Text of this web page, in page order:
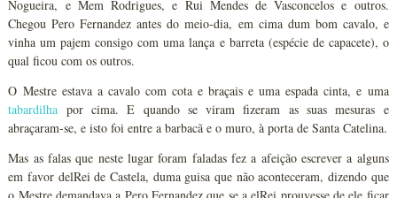
Nogueira, e Mem Rodrigues, e Rui Mendes de Vasconcelos e outros.
Chegou Pero Fernandez antes do meio-dia, em cima dum bom cavalo, e
vinha um pajem consigo com uma lança e barreta (espécie de capacete), o
qual ficou com os outros.
O Mestre estava a cavalo com cota e braçais e uma espada cinta, e uma
tabardilha por cima. E quando se viram fizeram as suas mesuras e
abraçaram-se, e isto foi entre a barbacã e o muro, à porta de Santa Catelina.
Mas as falas que neste lugar foram faladas fez a afeição escrever a alguns
em favor delRei de Castela, duma guisa que não aconteceram, dizendo que